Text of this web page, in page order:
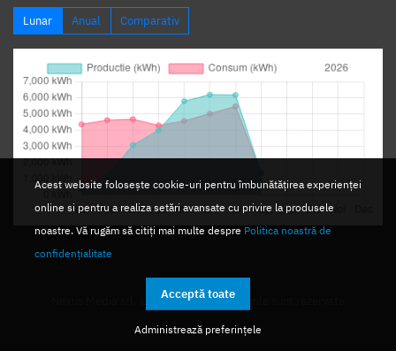
Acest website folosește cookie-uri pentru îmbunătățirea experienței
online si pentru a realiza setări avansate cu privire la produsele
noastre. Vă rugăm să citiți mai multe despre Politica noastră de
confidențialitate
Acceptă toate
Administrează preferințele
Lunar Anual Comparativ
Nexus Media srl. © 2026. Toate drepturile sunt rezervate